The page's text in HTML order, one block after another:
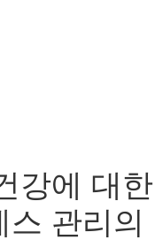
강에 대
스 관리의